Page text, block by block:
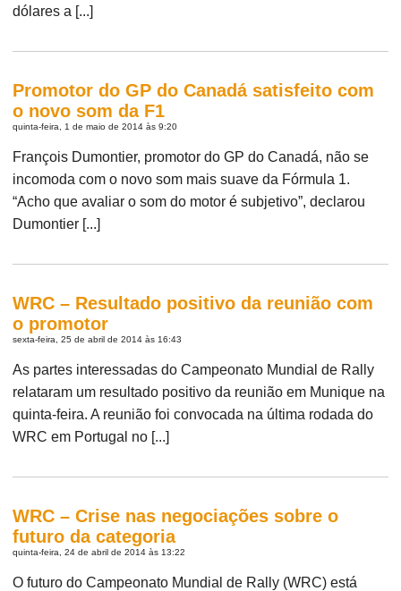
dólares a [...]
Promotor do GP do Canadá satisfeito com
o novo som da F1
quinta-feira, 1 de maio de 2014 às 9:20
François Dumontier, promotor do GP do Canadá, não se
incomoda com o novo som mais suave da Fórmula 1.
“Acho que avaliar o som do motor é subjetivo”, declarou
Dumontier [...]
WRC – Resultado positivo da reunião com
o promotor
sexta-feira, 25 de abril de 2014 às 16:43
As partes interessadas do Campeonato Mundial de Rally
relataram um resultado positivo da reunião em Munique na
quinta-feira. A reunião foi convocada na última rodada do
WRC em Portugal no [...]
WRC – Crise nas negociações sobre o
futuro da categoria
quinta-feira, 24 de abril de 2014 às 13:22
O futuro do Campeonato Mundial de Rally (WRC) está